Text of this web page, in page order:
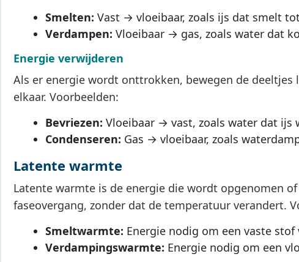
Smelten: Vast → vloeibaar, zoals ijs dat smelt
Verdampen: Vloeibaar → gas, zoals water dat
Energie verwijderen
Als er energie wordt onttrokken, bewegen de
elkaar. Voorbeelden:
Bevriezen: Vloeibaar → vast, zoals water dat ijs
Condenseren: Gas → vloeibaar, zoals
Latente warmte
Latente warmte is de energie die wordt opgenomen
faseovergang, zonder dat de temperatuur verandert.
Smeltwarmte: Energie nodig om een vaste
Verdampingswarmte: Energie nodig om een